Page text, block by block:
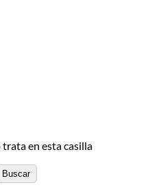
trata en esta casilla
Buscar